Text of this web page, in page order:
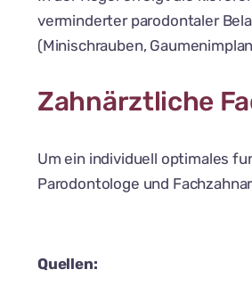
verminderter parodontaler
(Minischrauben,
Zahnärztliche
Um ein individuell optimales
Parodontologe und
Quellen: